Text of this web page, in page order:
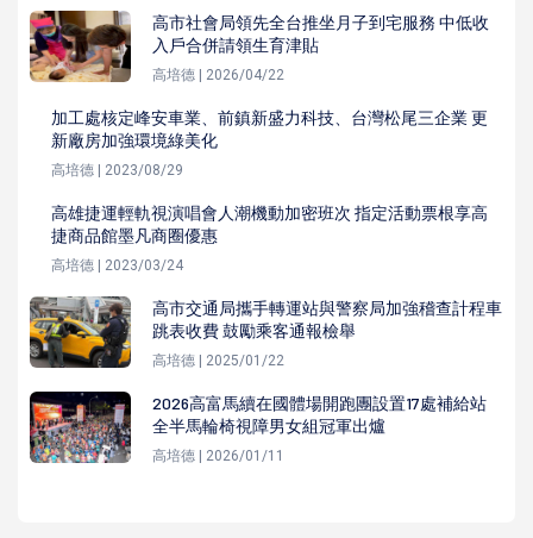
高市社會局領先全台推坐月子到宅服務 中低收
入戶合併請領生育津貼
高培德 | 2026/04/22
加工處核定峰安車業、前鎮新盛力科技、台灣松尾三企業 更
新廠房加強環境綠美化
高培德 | 2023/08/29
高雄捷運輕軌視演唱會人潮機動加密班次 指定活動票根享高
捷商品館墨凡商圈優惠
高培德 | 2023/03/24
高市交通局攜手轉運站與警察局加強稽查計程車
跳表收費 鼓勵乘客通報檢舉
高培德 | 2025/01/22
2026高富馬續在國體場開跑團設置17處補給站
全半馬輪椅視障男女組冠軍出爐
高培德 | 2026/01/11